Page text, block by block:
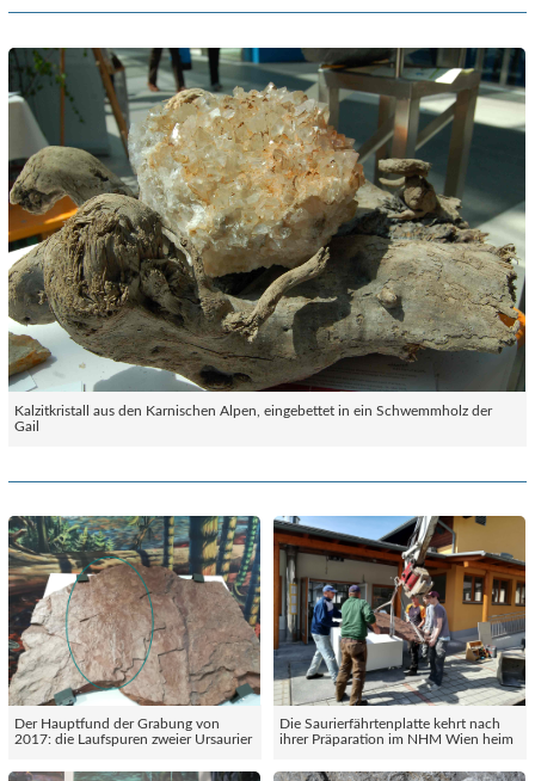
Kalzitkristall aus den Karnischen Alpen, eingebettet in ein Schwemmholz der
Gail
Der Hauptfund der Grabung von
2017: die Laufspuren zweier Ursaurier
Die Saurierfährtenplatte kehrt nach
ihrer Präparation im NHM Wien heim